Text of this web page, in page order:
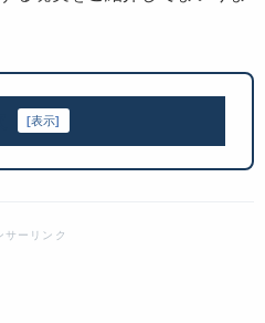
[表示]